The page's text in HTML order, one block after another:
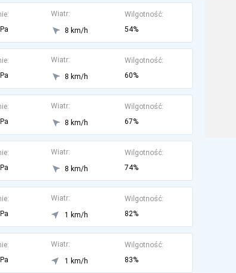
Wiatr:
8 km/h
Wilgotność:
54%
Wiatr:
8 km/h
Wilgotność:
60%
Wiatr:
8 km/h
Wilgotność:
67%
Wiatr:
8 km/h
Wilgotność:
74%
Wiatr:
1 km/h
Wilgotność:
82%
Wiatr:
1 km/h
Wilgotność:
83%